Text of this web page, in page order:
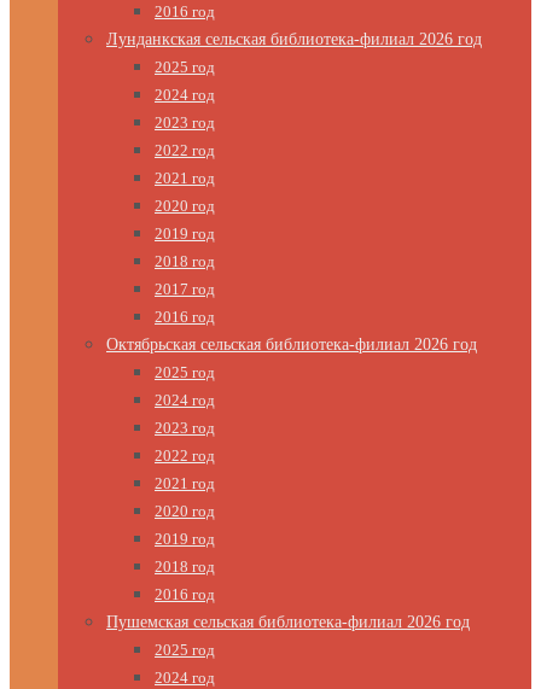
2016 год
Лунданкская сельская библиотека-филиал 2026 год
2025 год
2024 год
2023 год
2022 год
2021 год
2020 год
2019 год
2018 год
2017 год
2016 год
Октябрьская сельская библиотека-филиал 2026 год
2025 год
2024 год
2023 год
2022 год
2021 год
2020 год
2019 год
2018 год
2016 год
Пушемская сельская библиотека-филиал 2026 год
2025 год
2024 год